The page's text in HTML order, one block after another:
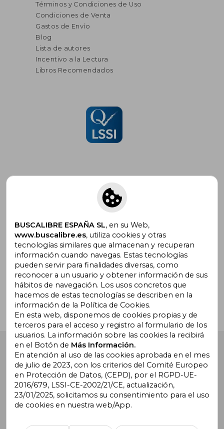
Términos y Condiciones de Uso
Condiciones de Venta
Gastos de Envío
Blog
Lista de autores
Incentivo a la Lectura
Libros Recomendados
Suscríbete para recibir ofertas y
promociones
¿Necesitas ayuda?
Ir a Centro de Soporte
Buscalibre España. Calle Energía, 65, Nave 3 (08940),
Cornellà de Llobregat, Barcelona. Derechos Reservados.
Buscalibre Argentina| Buscalibre Chile
BUSCALIBRE ESPAÑA SL, en su Web,
www.buscalibre.es, utiliza cookies y otras
tecnologías similares que almacenan y recuperan
información cuando navegas. Estas tecnologías
pueden servir para finalidades diversas, como
reconocer a un usuario y obtener información de sus
hábitos de navegación. Los usos concretos que
hacemos de estas tecnologías se describen en la
información de la Política de Cookies.
En esta web, disponemos de cookies propias y de
terceros para el acceso y registro al formulario de los
usuarios. La información sobre las cookies la recibirá
en el Botón de Más Información.
En atención al uso de las cookies aprobada en el mes
de julio de 2023, con los criterios del Comité Europeo
en Protección de Datos, (CEPD), por el RGPD-UE-
2016/679, LSSI-CE-2002/21/CE, actualización,
23/01/2025, solicitamos su consentimiento para el uso
de cookies en nuestra web/App.